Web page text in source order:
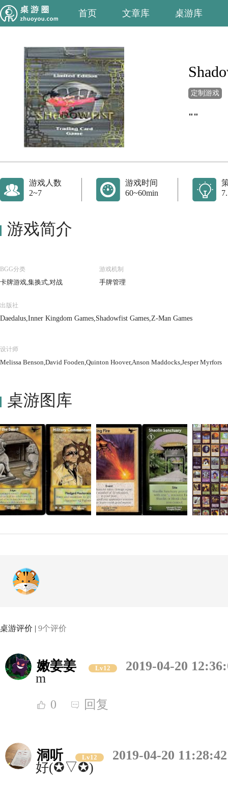
首页 文章库 桌游库
定制游戏
""
游戏人数
2~7
游戏时间
60~60min
游戏简介
BGG分类
卡牌游戏,集换式,对战
游戏机制
手牌管理
出版社
Daedalus,Inner Kingdom Games,Shadowfist Games,Z-Man Games
设计师
Melissa Benson,David Fooden,Quinton Hoover,Anson Maddocks,Jesper Myrfors
桌游图库
桌游评价 | 9个评价
嫩姜姜 Lv12
2019-04-20
m
0 回复
洞听 Lv12
2019-04-20 11:28:42
好(✪▽✪)